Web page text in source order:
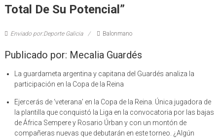
Total De Su Potencial”
Enviado por:Deporte Galicia Balonmano
Publicado por: Mecalia Guardés
La guardameta argentina y capitana del Guardés analiza la
participación en la Copa de la Reina
Ejercerás de ‘veterana’ en la Copa de la Reina. Única jugadora de
la plantilla que conquistó la Liga en la convocatoria por las bajas
de África Sempere y Rosario Úrban y con un montón de
compañeras nuevas que debutarán en este torneo. ¿Algún